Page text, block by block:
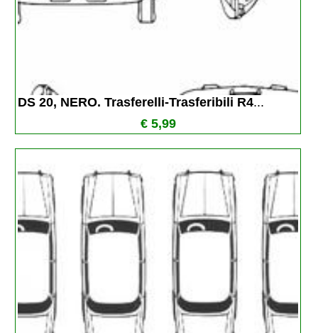
DS 20, NERO. Trasferelli-Trasferibili R4...
€ 5,99